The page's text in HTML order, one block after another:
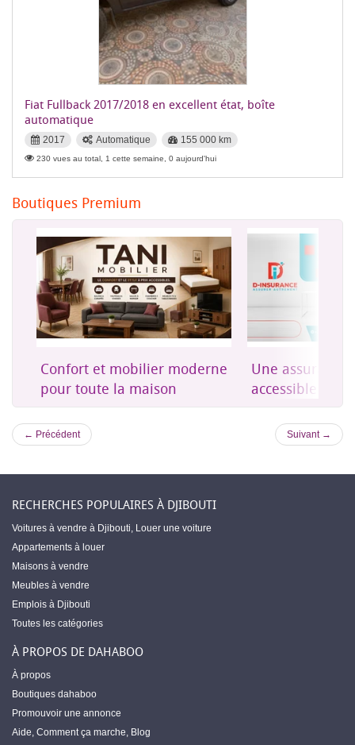
Fiat Fullback 2017/2018 en excellent état, boîte
automatique
2017 Automatique 155 000 km
230 vues au total, 1 cette semaine, 0 aujourd'hui
Boutiques Premium
Confort et mobilier moderne
pour toute la maison
Une
accessible à
← Précédent Suivant →
RECHERCHES POPULAIRES À DJIBOUTI
Voitures à vendre à Djibouti, Louer une voiture
Appartements à louer
Maisons à vendre
Meubles à vendre
Emplois à Djibouti
Toutes les catégories
À PROPOS DE DAHABOO
À propos
Boutiques dahaboo
Promouvoir une annonce
Aide, Comment ça marche, Blog